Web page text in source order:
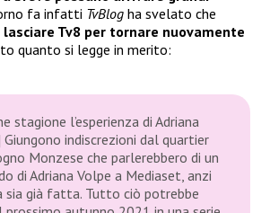
fa infatti TvBlog ha svelato che
Tv8 per tornare nuovamente
quanto si legge in merito:
stagione l’esperienza di Adriana
indiscrezioni dal quartier
Monzese che parlerebbero di un
di Adriana Volpe a Mediaset, anzi
sia già fatta. Tutto ciò potrebbe